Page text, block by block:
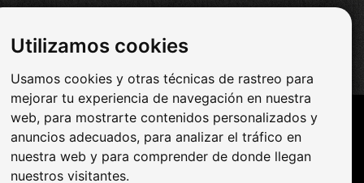
Utilizamos cookies
Usamos cookies y otras técnicas de rastreo para
mejorar tu experiencia de navegación en nuestra
web, para mostrarte contenidos personalizados y
anuncios adecuados, para analizar el tráfico en
nuestra web y para comprender de donde llegan
nuestros visitantes.
-Youtube
Casas de madera económicas
Casas de madera precios